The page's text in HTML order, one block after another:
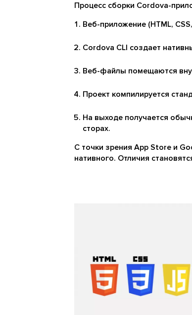
Процесс сборки Cordova-
Веб-приложение (HTML,
Cordova CLI создает
Веб-файлы помещаются
Проект компилируется
На выходе получается
сторах.
С точки зрения App Store и
нативного. Отличия